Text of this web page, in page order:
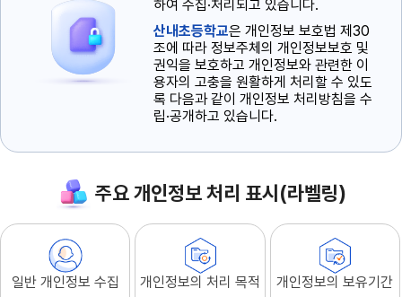
하여 수집·처리되고 있습니다.
산내초등학교은 개인정보 보호법 제30
조에 따라 정보주체의 개인정보보호 및
권익을 보호하고 개인정보와 관련한 이
용자의 고충을 원활하게 처리할 수 있도
록 다음과 같이 개인정보 처리방침을 수
립·공개하고 있습니다.
주요 개인정보 처리 표시(라벨링)
일반 개인정보 수집 개인정보의 처리 목적 개인정보의 보유기간